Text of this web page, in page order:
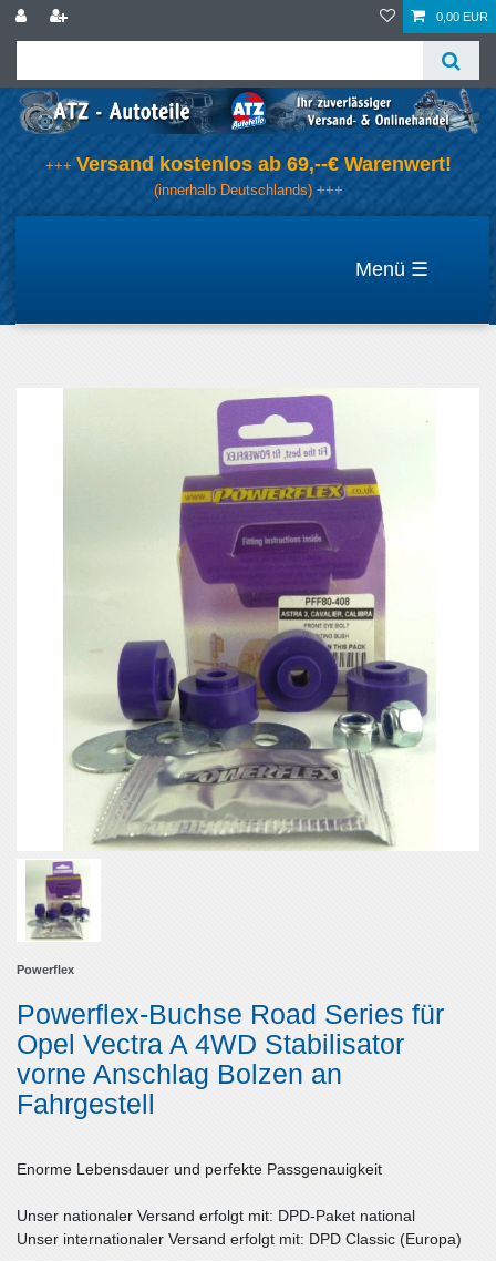
0,00 EUR
+++ Versand kostenlos ab 69,--€ Warenwert!
(innerhalb Deutschlands) +++
☰
Powerflex
Powerflex-Buchse Road Series für
Opel Vectra A 4WD Stabilisator
vorne Anschlag Bolzen an
Fahrgestell
Enorme Lebensdauer und perfekte Passgenauigkeit
Unser nationaler Versand erfolgt mit: DPD-Paket national
Unser internationaler Versand erfolgt mit: DPD Classic (Europa)